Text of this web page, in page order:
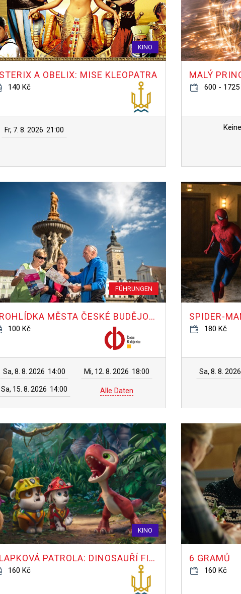
KINO
A OBELIX: MISE KLEOPATRA
140 Kč
Fr, 7. 8. 2026 21:00
MALÝ
600 -
FÜHRUNGEN
PROHLÍDKA MĚSTA ČESKÉ BUDĚJOVICE
100 Kč
Sa, 8. 8. 2026 14:00 Mi, 12. 8. 2026 18:00
Sa, 15. 8. 2026 14:00 Alle Daten
SPIDER-
180 Kč
Sa, 8. 8. 2026
KINO
TLAPKOVÁ PATROLA: DINOSAUŘÍ FILM
160 Kč
6 GRAMŮ
160 Kč